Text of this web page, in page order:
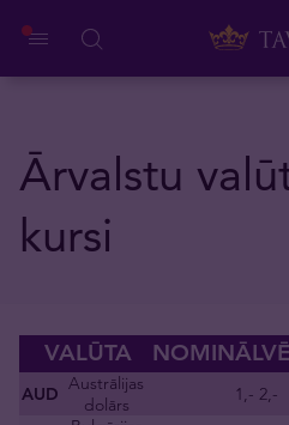
Ārvalstu
kursi
VALŪTA
AUD Austrālijas
dolārs
1,- 2,-